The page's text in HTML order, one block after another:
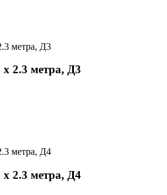
2.3 метра, Д3
2.3 метра, Д4